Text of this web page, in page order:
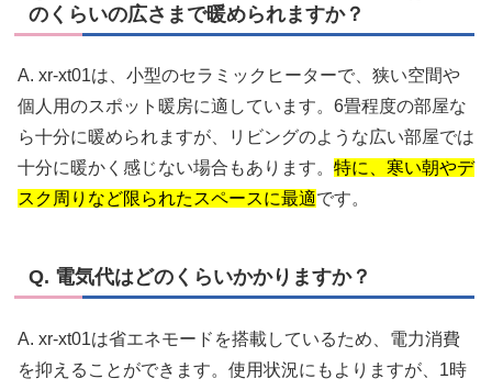
のくらいの広さまで暖められますか？
A. xr-xt01は、小型のセラミックヒーターで、狭い空間や
個人用のスポット暖房に適しています。6畳程度の部屋な
ら十分に暖められますが、リビングのような広い部屋では
十分に暖かく感じない場合もあります。 特に、寒い朝やデ
スク周りなど限られたスペースに最適です。
Q. 電気代はどのくらいかかりますか？
A. xr-xt01は省エネモードを搭載しているため、電力消費
を抑えることができます。使用状況にもよりますが、1時